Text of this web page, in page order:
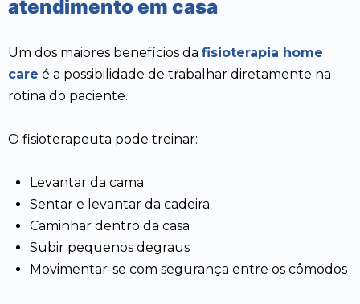
atendimento em casa
Um dos maiores benefícios da fisioterapia home
care é a possibilidade de trabalhar diretamente na
rotina do paciente.
O fisioterapeuta pode treinar:
Levantar da cama
Sentar e levantar da cadeira
Caminhar dentro da casa
Subir pequenos degraus
Movimentar-se com segurança entre os cômodos